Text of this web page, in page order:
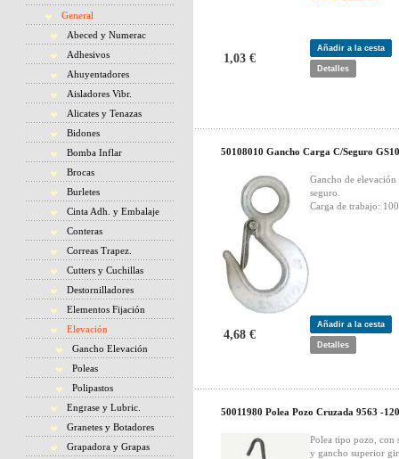
General
Abeced y Numerac
Adhesivos
Ahuyentadores
Aisladores Vibr.
Alicates y Tenazas
Bidones
Bomba Inflar
Brocas
Burletes
Cinta Adh. y Embalaje
Conteras
Correas Trapez.
Cutters y Cuchillas
Destornilladores
Elementos Fijación
Elevación
Gancho Elevación
Poleas
Polipastos
Engrase y Lubric.
Granetes y Botadores
Grapadora y Grapas
1,03 €
Añadir a la cesta
Detalles
50108010 Gancho Carga C/Seguro
Gancho de elevación
seguro.
Carga de trabajo:
4,68 €
Añadir a la cesta
Detalles
50011980 Polea Pozo Cruzada 9563 -
Polea tipo pozo, con
y gancho superior